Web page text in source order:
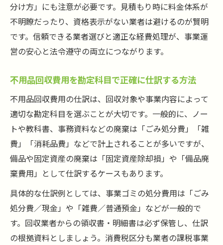
分け方」にも注意が必要です。見積もり時に料金体系が
不明瞭だったり、資格表示がない業者は避けるのが賢明
です。信頼できる業者選びと適正な経費処理が、事業運
営の安心と法令遵守の両立につながります。
不用品回収費用を勘定科目で正確に仕訳する方法
不用品回収費用の仕訳は、回収対象や事業内容によって
適切な勘定科目を選ぶことが大切です。一般的に、ノー
トや教科書、事務資料などの廃棄は「ごみ処分費」「雑
費」「消耗品費」などで計上されることが多いですが、
備品や固定資産の廃棄は「固定資産除却損」や「備品廃
棄費用」として仕訳するケースもあります。
具体的な仕訳例としては、事業ゴミの処分費用は「ごみ
処分費／現金」や「雑費／普通預金」などが一般的で
す。回収業者からの領収書・明細書は必ず保管し、仕訳
の根拠資料としましょう。消費税区分も業者の課税事業